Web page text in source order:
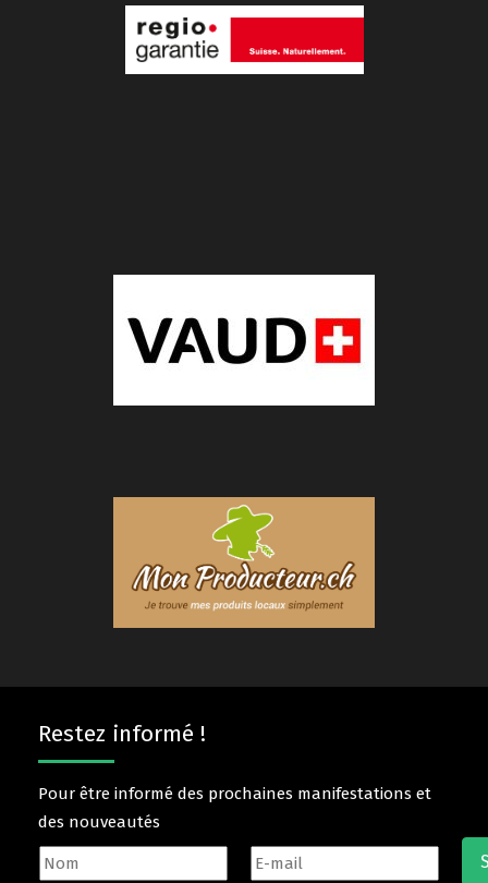
Restez informé !
Pour être informé des prochaines manifestations et
des nouveautés